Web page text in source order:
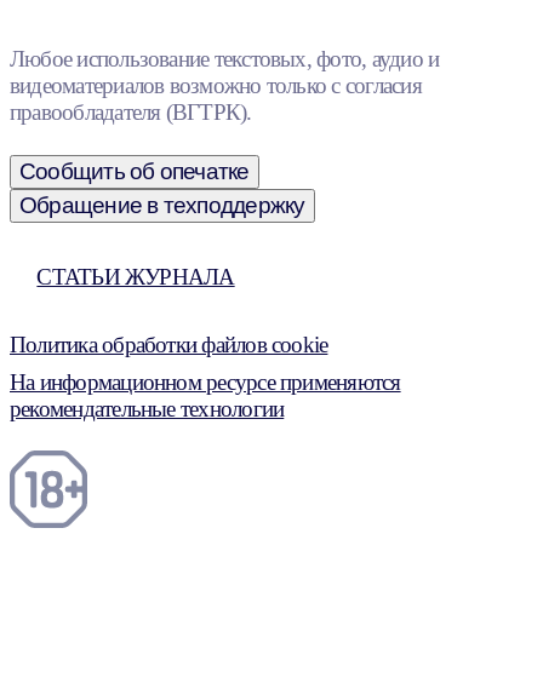
Любое использование текстовых, фото, аудио и
видеоматериалов возможно только с согласия
правообладателя (ВГТРК).
Сообщить об опечатке
Обращение в техподдержку
СТАТЬИ ЖУРНАЛА
Политика обработки файлов cookie
На информационном ресурсе применяются
рекомендательные технологии